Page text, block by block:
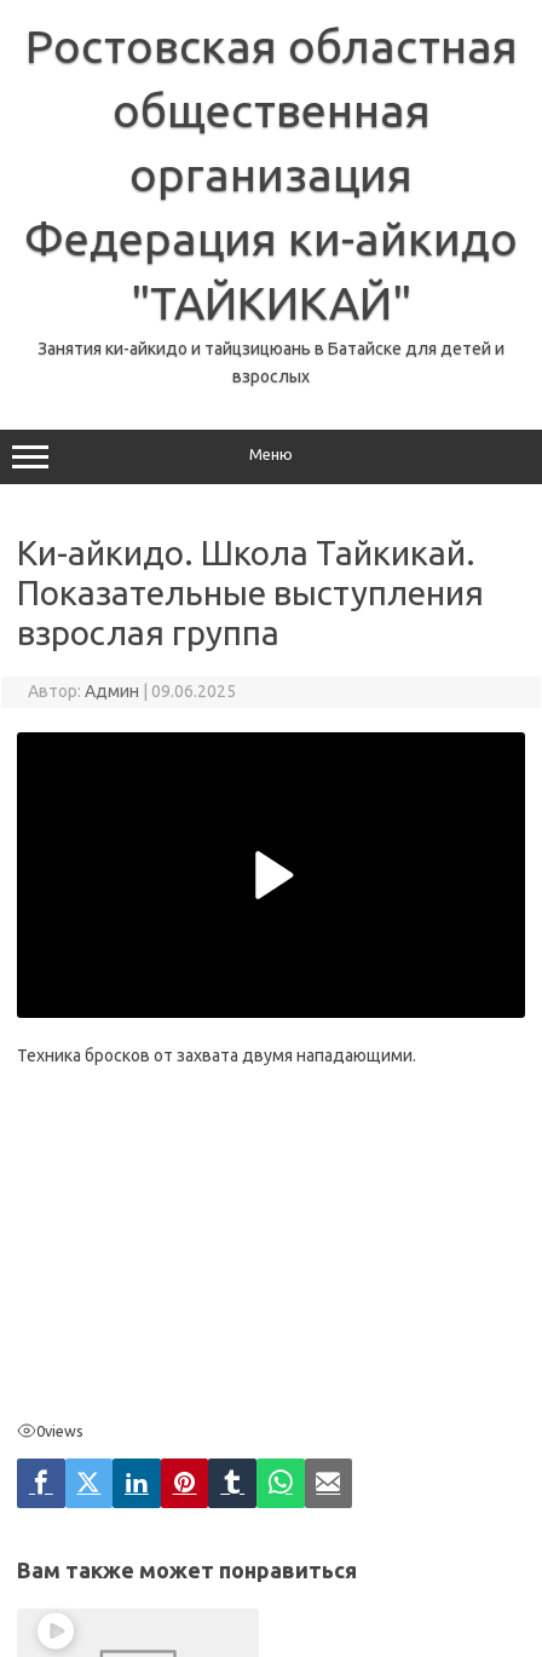
содержимому
Ростовская областная
общественная
организация
Федерация ки-айкидо
"ТАЙКИКАЙ"
Занятия ки-айкидо и тайцзицюань в Батайске для детей и
взрослых
Меню
Ки-айкидо. Школа Тайкикай.
Показательные выступления
взрослая группа
Автор: Админ 09.06.2025
Техника бросков от захвата двумя нападающими.
0views
Вам также может понравиться